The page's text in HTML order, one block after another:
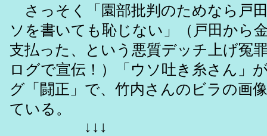
さっそく「園部批判のためなら戸
ソを書いても恥じない」（戸田から
支払った、という悪質デッチ上げ冤
ログで宣伝！）「ウソ吐き糸さん」
グ「闘正」で、竹内さんのビラの画
ている。
↓↓↓